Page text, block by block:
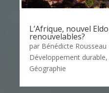
L’Afrique, nouvel
renouvelables?
par Bénédicte Rousseau
Développement durable,
Géographie